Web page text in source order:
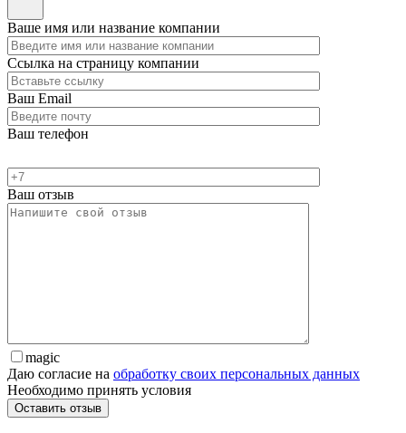
Ваше имя или название компании
Ссылка на страницу компании
Ваш Email
Ваш телефон
Ваш отзыв
magic
Даю согласие на обработку своих персональных данных
Необходимо принять условия